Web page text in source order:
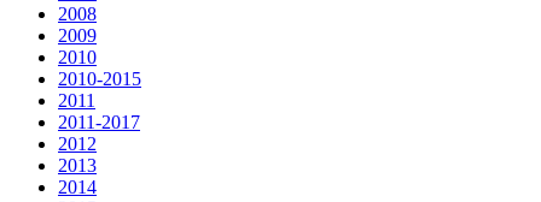
2008
2009
2010
2010-2015
2011
2011-2017
2012
2013
2014